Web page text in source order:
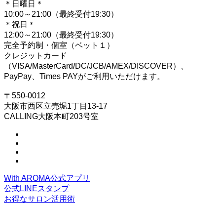
＊日曜日＊
10:00～21:00（最終受付19:30）
＊祝日＊
12:00～21:00（最終受付19:30）
完全予約制・個室（ベット１）
クレジットカード
（VISA/MasterCard/DC/JCB/AMEX/DISCOVER）、
PayPay、Times PAYがご利用いただけます。
〒550-0012
大阪市西区立売堀1丁目13-17
CALLING大阪本町203号室
With AROMA公式アプリ
公式LINEスタンプ
お得なサロン活用術